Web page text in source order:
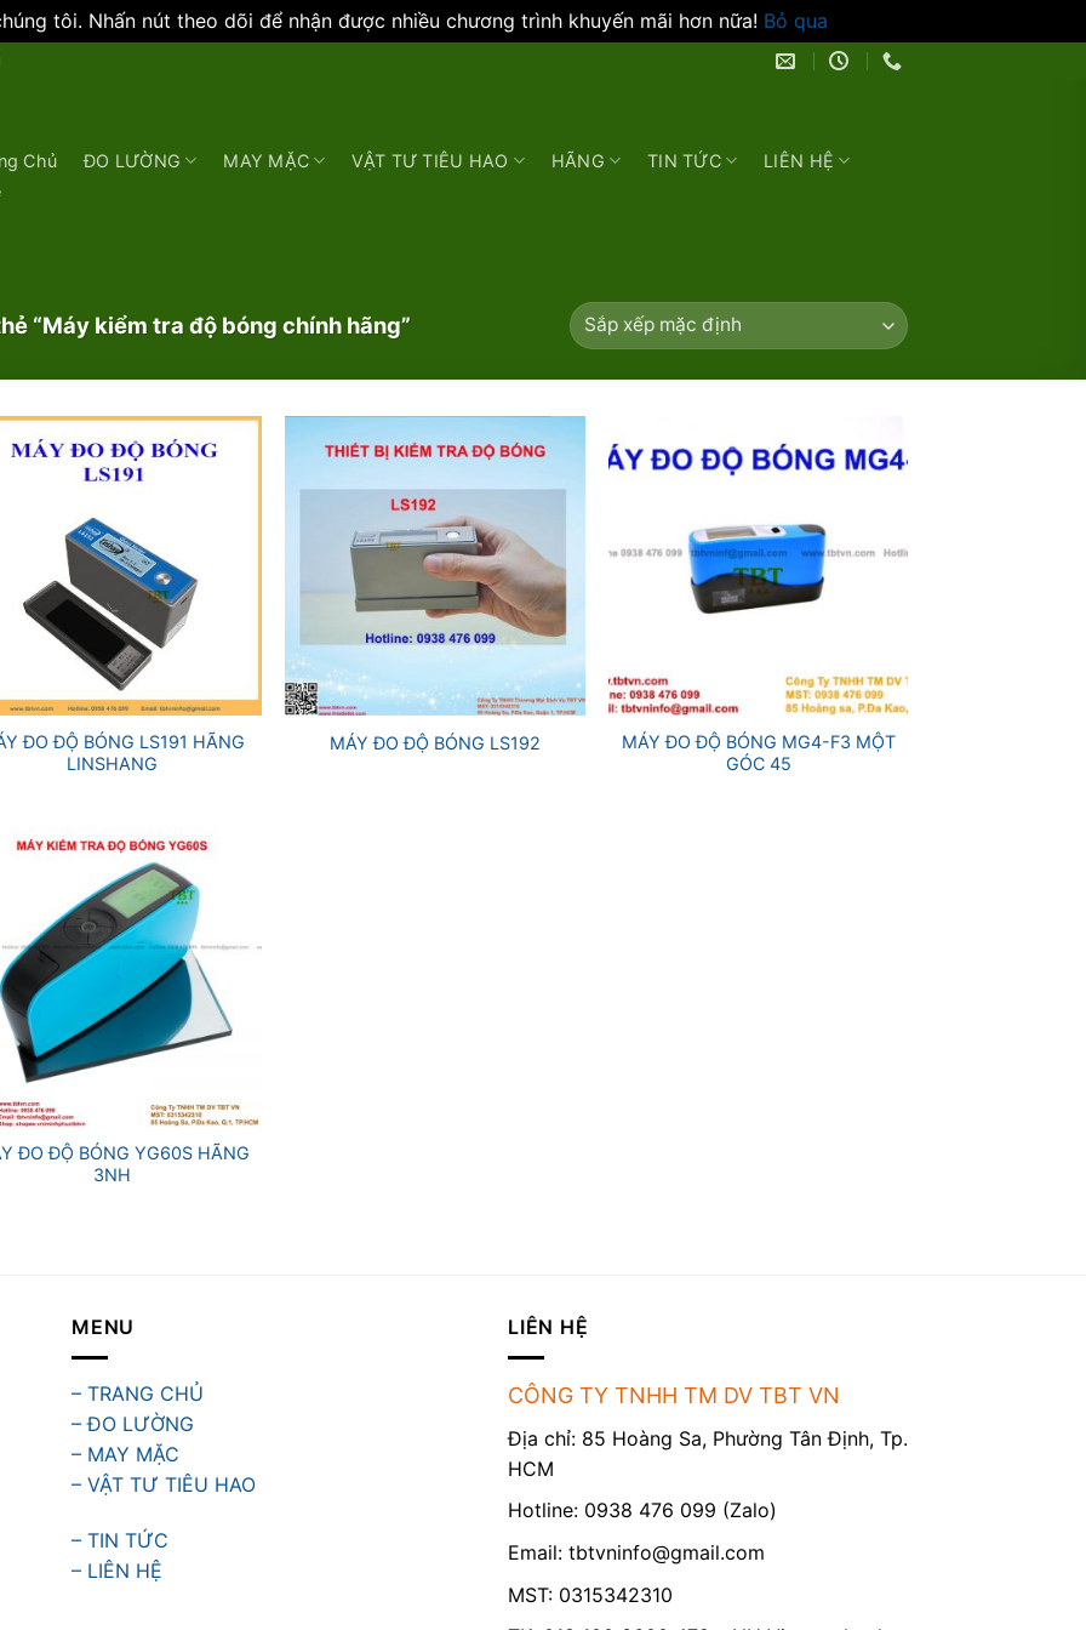
tôi. Nhấn nút theo dõi để nhận được nhiều chương trình khuyến mãi hơn nữa! Bỏ qua
Chủ ĐO LƯỜNG MAY MẶC VẬT TƯ TIÊU HAO HÃNG TIN TỨC
LIÊN HỆ
“Máy kiểm tra độ bóng chính hãng”
ĐO ĐỘ BÓNG LS191 HÃNG
LINSHANG
+
MÁY ĐO ĐỘ BÓNG LS192
+
MÁY ĐO ĐỘ BÓNG MG4-F3 MỘT
GÓC 45
ĐO ĐỘ BÓNG YG60S HÃNG
3NH
MENU
– TRANG CHỦ
– ĐO LƯỜNG
– MAY MẶC
– VẬT TƯ TIÊU HAO
– TIN TỨC
– LIÊN HỆ
LIÊN HỆ
CÔNG TY TNHH TM DV TBT VN
Địa chỉ: 85 Hoàng Sa, Phường Tân Định, Tp.
HCM
Hotline: 0938 476 099 (Zalo)
Email: tbtvninfo@gmail.com
MST: 0315342310